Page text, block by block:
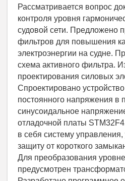
Рассматривается вопрос
контроля уровня
судовой сети. Предложено
фильтров для повышения
электроэнергии на судне.
схема активного фильтра.
проектирования силовых
Спроектировано
постоянного напряжения в
синусоидальное
отладочной платы
в себя систему
защиту от короткого
Для преобразования
предусмотрен